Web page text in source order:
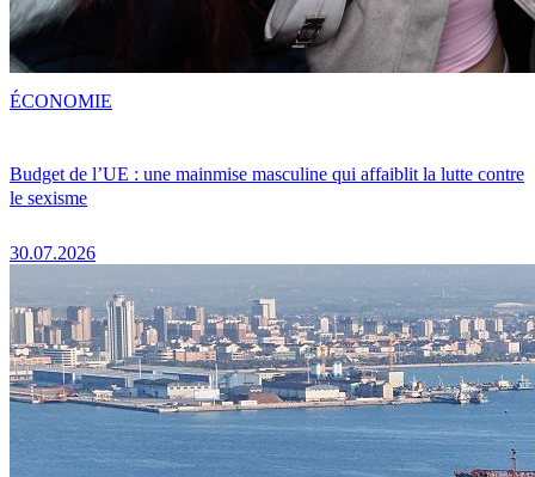
Budget de l’UE : une mainmise masculine qui affaiblit la lutte contre
le sexisme
30.07.2026
ÉCONOMIE